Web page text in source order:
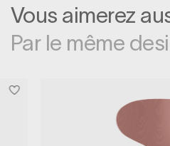
Vous aimerez
Par le même